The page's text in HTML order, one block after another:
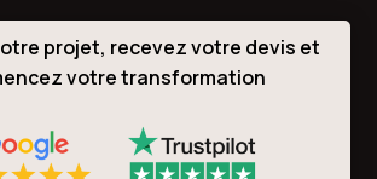
projet, recevez votre devis et
votre transformation